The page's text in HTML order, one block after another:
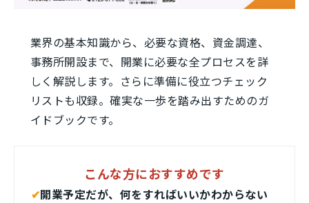
業界の基本知識から、必要な資格、資金調達、
事務所開設まで、開業に必要な全プロセスを詳
しく解説します。さらに準備に役立つチェック
リストも収録。確実な一歩を踏み出すためのガ
イドブックです。
こんな方におすすめです
✔︎開業予定だが、何をすればいいかわからない